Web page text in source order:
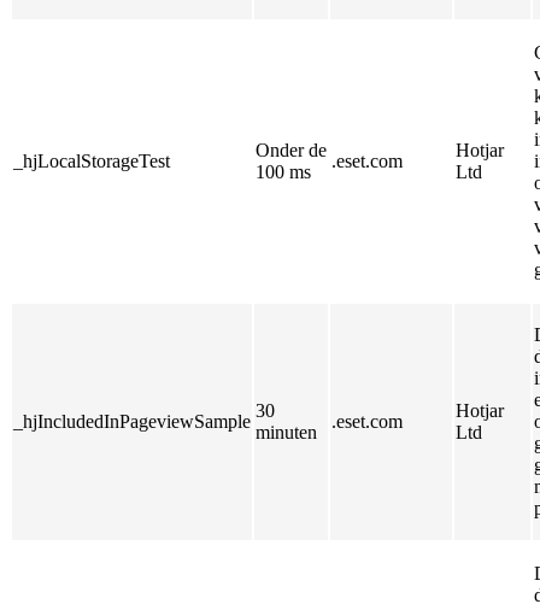
_hjLocalStorageTest
Onder de
100 ms
.eset.com
Hotjar
Ltd
_hjIncludedInPageviewSample
30
minuten
.eset.com
Hotjar
Ltd